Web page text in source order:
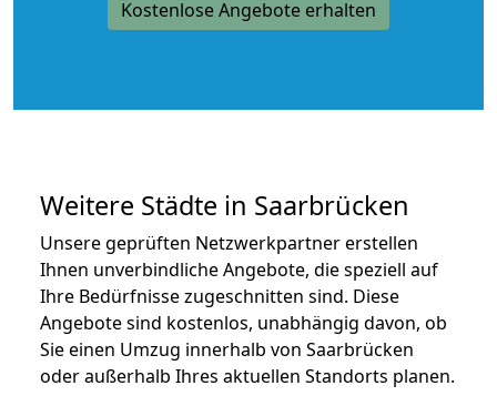
Kostenlose Angebote erhalten
Weitere Städte in Saarbrücken
Unsere geprüften Netzwerkpartner erstellen
Ihnen unverbindliche Angebote, die speziell auf
Ihre Bedürfnisse zugeschnitten sind. Diese
Angebote sind kostenlos, unabhängig davon, ob
Sie einen Umzug innerhalb von Saarbrücken
oder außerhalb Ihres aktuellen Standorts planen.